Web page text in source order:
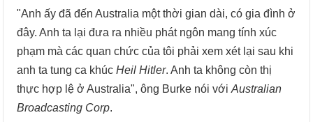
"Anh ấy đã đến Australia một thời gian dài, có gia đình ở
đây. Anh ta lại đưa ra nhiều phát ngôn mang tính xúc
phạm mà các quan chức của tôi phải xem xét lại sau khi
anh ta tung ca khúcHeil Hitler. Anh ta không còn thị
thực hợp lệ ở Australia", ông Burke nói vớiAustralian
Broadcasting Corp.